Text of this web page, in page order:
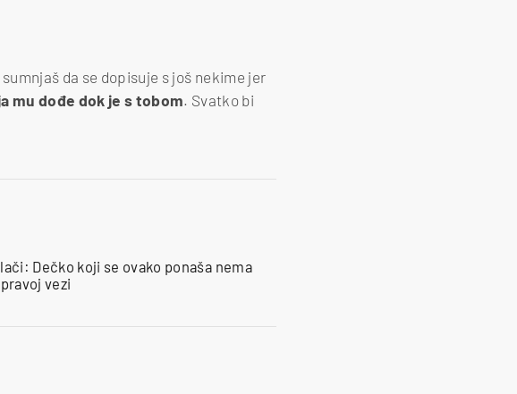
da se dopisuje s još nekime jer
mu dođe dok je s tobom. Svatko bi
Dečko koji se ovako ponaša nema
vezi